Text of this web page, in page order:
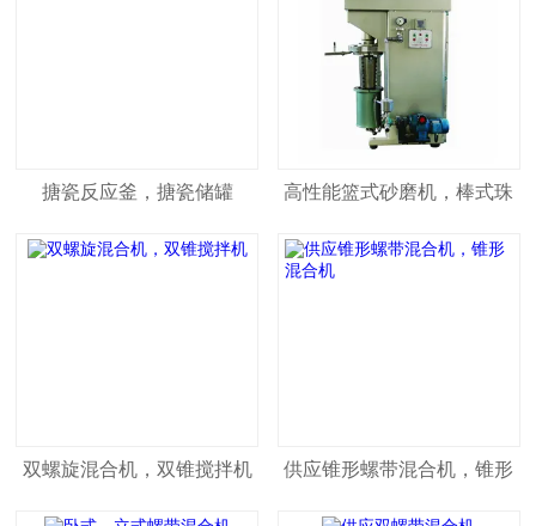
搪瓷反应釜，搪瓷储罐 高性能篮式砂磨机，棒式珠
磨机
双螺旋混合机，双锥搅拌机 供应锥形螺带混合机，锥形
混合机